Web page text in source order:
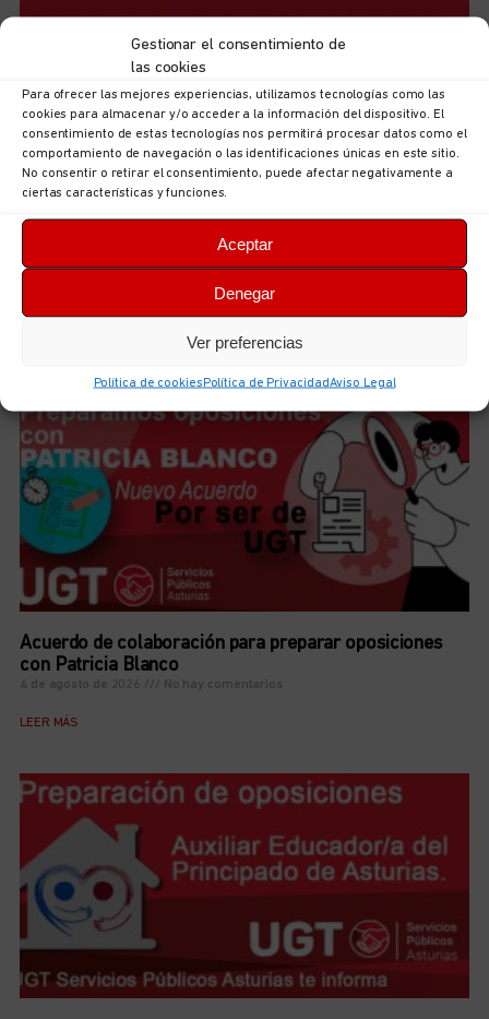
Gestionar el consentimiento de
las cookies
Para ofrecer las mejores experiencias, utilizamos tecnologías como las
cookies para almacenar y/o acceder a la información del dispositivo. El
consentimiento de estas tecnologías nos permitirá procesar datos como el
comportamiento de navegación o las identificaciones únicas en este sitio.
No consentir o retirar el consentimiento, puede afectar negativamente a
ciertas características y funciones.
Aceptar
Denegar
Ver preferencias
Política de cookies Política de PrivacidadAviso Legal
Acuerdo para el III Convenio Estatal de Centros y
Servicios Veterinarios
No hay comentarios
Acuerdo de colaboración para preparar oposiciones
con Patricia Blanco
4 de agosto de 2026 No hay comentarios
LEER MÁS